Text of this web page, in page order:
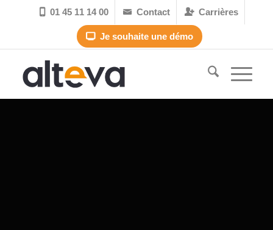
 01 45 11 14 00  Contact Carrières
Je souhaite une démo